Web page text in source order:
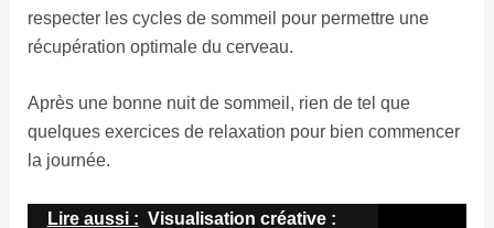
respecter les cycles de sommeil pour permettre une
récupération optimale du cerveau.
Après une bonne nuit de sommeil, rien de tel que
quelques exercices de relaxation pour bien commencer
la journée.
Lire aussi : Visualisation créative :